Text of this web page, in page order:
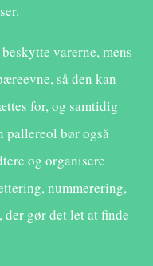
varerne, mens
så den kan
for, og samtidig
pallereol bør også
og organisere
nummerering,
gør det let at finde